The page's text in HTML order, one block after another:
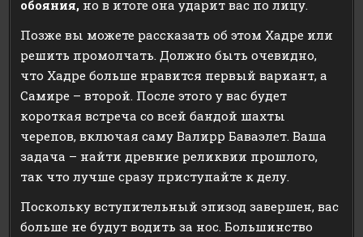
обояния, но в итоге она ударит вас по лицу.
Позже вы можете рассказать об этом Хадре или
решить промолчать. Должно быть очевидно,
что Хадре больше нравится первый вариант, а
Самире – второй. После этого у вас будет
короткая встреча со всей бандой шахты
черепов, включая саму Валирр Баваэлет. Ваша
задача – найти древние реликвии прошлого,
так что лучше сразу приступайте к делу.
Поскольку вступительный эпизод завершен, вас
больше не будут водить за нос. Большинство